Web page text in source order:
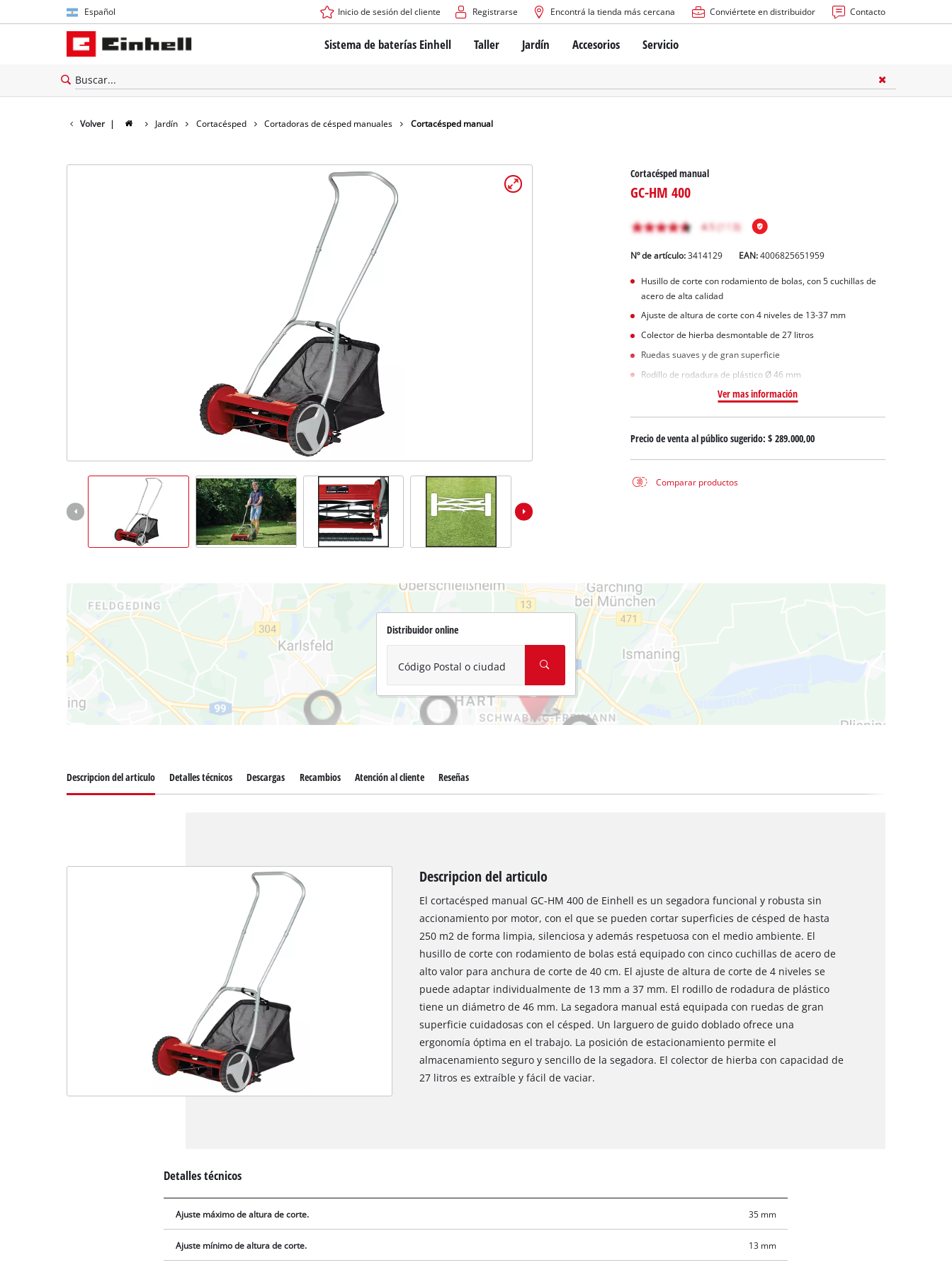
Español
Español
English
Inicio de sesión del cliente Registrarse Encontrá la tienda más cercana Conviértete en distribuidor Contacto
Sistema de baterías Einhell
El sistema de baterías Power X-Change
Sobre Einhell PROFESSIONAL
Todos los dispositivos PROFESSIONAL
Herramientas eléctricas PROFESSIONAL
Herramientas de jardín PROFESSIONAL
Todos los productos Power X-Change
Herramientas Power X-Change
Herramientas de jardín Power X-Change
Taller
Atornilladores inalámbricos
Taladros de columna
Routers para madera
Sierras Ingletadoras
Sierras de Mesa
Sierras de cinta
Compresores
Aspirador de materiales húmedos y secos
Aspiradoras para cenizas
Más herramientas de limpieza
Hidrolavadoras
Jardín
Cortadoras de césped a batería
Cortadoras de césped manuales
Bombas sumergibles para aguas sucias
Accesorios Servicio
Volver | Jardín Cortacésped Cortadoras de césped manuales Cortacésped manual
Cortacésped manual
GC-HM 400
Nº de artículo: 3414129 EAN:4006825651959
Husillo de corte con rodamiento de bolas, con 5 cuchillas de
acero de alta calidad
Ajuste de altura de corte con 4 niveles de 13-37 mm
Colector de hierba desmontable de 27 litros
Ruedas suaves y de gran superficie
Rodillo de rodadura de plástico Ø 46 mm
Ver mas información
Precio de venta al público sugerido: $ 289.000,00
Comparar productos
Distribuidor online
Código Postal o ciudad
Descripcion del articulo Detalles técnicos Descargas Recambios Atención al cliente Reseñas
Descripcion del articulo
El cortacésped manual GC-HM 400 de Einhell es un segadora funcional y robusta sin
accionamiento por motor, con el que se pueden cortar superficies de césped de hasta
250 m2 de forma limpia, silenciosa y además respetuosa con el medio ambiente. El
husillo de corte con rodamiento de bolas está equipado con cinco cuchillas de acero de
alto valor para anchura de corte de 40 cm. El ajuste de altura de corte de 4 niveles se
puede adaptar individualmente de 13 mm a 37 mm. El rodillo de rodadura de plástico
tiene un diámetro de 46 mm. La segadora manual está equipada con ruedas de gran
superficie cuidadosas con el césped. Un larguero de guido doblado ofrece una
ergonomía óptima en el trabajo. La posición de estacionamiento permite el
almacenamiento seguro y sencillo de la segadora. El colector de hierba con capacidad de
27 litros es extraíble y fácil de vaciar.
Detalles técnicos
Ajuste máximo de altura de corte. 35 mm
Ajuste mínimo de altura de corte. 13 mm